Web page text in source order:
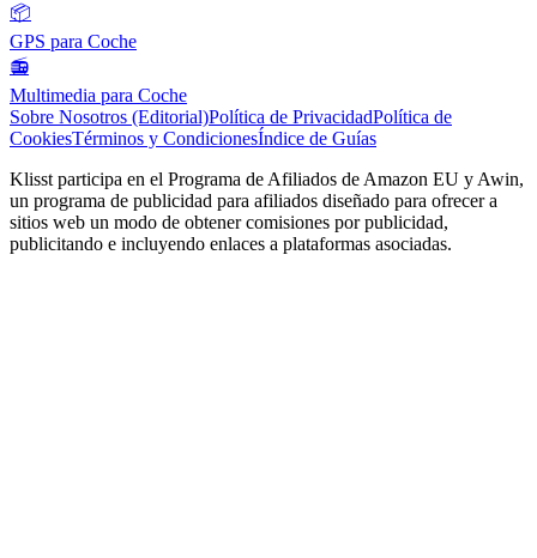
📦
GPS para Coche
📻
Multimedia para Coche
Sobre Nosotros (Editorial)Política de PrivacidadPolítica de
CookiesTérminos y CondicionesÍndice de Guías
Klisst participa en el Programa de Afiliados de Amazon EU y Awin,
un programa de publicidad para afiliados diseñado para ofrecer a
sitios web un modo de obtener comisiones por publicidad,
publicitando e incluyendo enlaces a plataformas asociadas.